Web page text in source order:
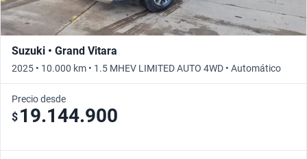
Suzuki • Grand Vitara
2025 • 10.000 km • 1.5 MHEV LIMITED AUTO 4WD • Automático
Precio desde
$ 19.144.900